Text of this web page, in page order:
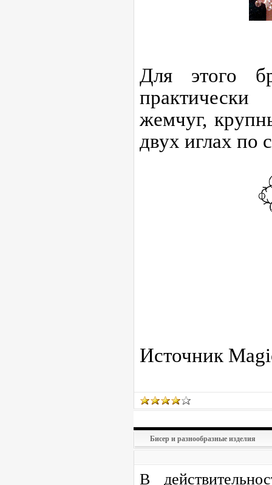
Для этого
жемчуг,
двух иглах по
Источник
Бисер и разнообразные изделия
В